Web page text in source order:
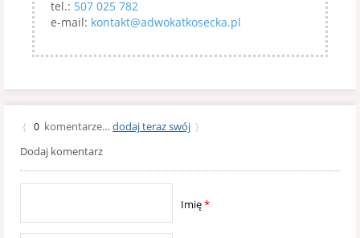
tel.: 507 025 782
e-mail: kontakt@adwokatkosecka.pl
{ 0 komentarze… dodaj teraz swój }
Dodaj komentarz
Imię*